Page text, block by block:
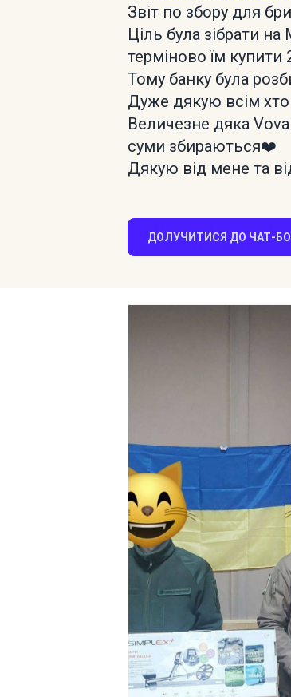
Звіт по збору для
Ціль була зібрати
терміново їм купити
Тому банку була
Дуже дякую всім
Величезне дяка
суми збираються❤️
Дякую від мене та
ДОЛУЧИТИСЯ ДО ЧАТ-